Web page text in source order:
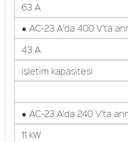
63 A
● AC-23 A'da 400 V'ta
43 A
işletim kapasitesi
● AC-23 A'da 240 V'ta
11 kW